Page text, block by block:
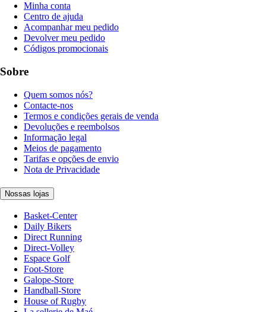
Minha conta
Centro de ajuda
Acompanhar meu pedido
Devolver meu pedido
Códigos promocionais
Sobre
Quem somos nós?
Contacte-nos
Termos e condições gerais de venda
Devoluções e reembolsos
Informação legal
Meios de pagamento
Tarifas e opções de envio
Nota de Privacidade
Nossas lojas
Basket-Center
Daily Bikers
Direct Running
Direct-Volley
Espace Golf
Foot-Store
Galope-Store
Handball-Store
House of Rugby